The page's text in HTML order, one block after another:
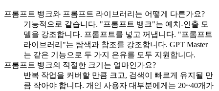
프롬프트 뱅크와 프롬프트 라이브러리는 어떻게 다른가요?
기능적으로 같습니다. "프롬프트 뱅크"는 예치-인출 모
델을 강조합니다. 프롬프트를 넣고 꺼냅니다. "프롬프트
라이브러리"는 탐색과 참조를 강조합니다. GPT Master
는 같은 기능으로 두 가지 은유를 모두 지원합니다.
프롬프트 뱅크의 적절한 크기는 얼마인가요?
반복 작업을 커버할 만큼 크고, 검색이 빠르게 유지될 만
큼 작아야 합니다. 개인 사용자 대부분에게는 20~40개가